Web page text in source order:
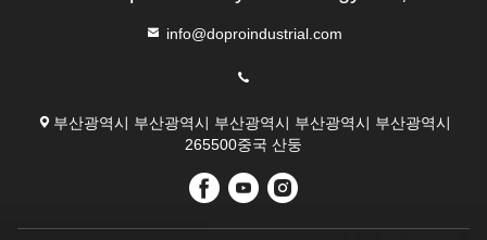
info@doproindustrial.com
부산광역시 부산광역시 부산광역시 부산광역시 부산광역시
265500중국 산둥